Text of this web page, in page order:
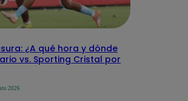
¿A qué hora y dónde
vs. Sporting Cristal por
2026